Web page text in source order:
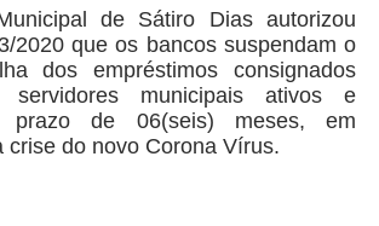
de Sátiro Dias autorizou
2020 que os bancos suspendam o
dos empréstimos consignados
servidores municipais ativos e
prazo de 06(seis) meses, em
crise do novo Corona Vírus.